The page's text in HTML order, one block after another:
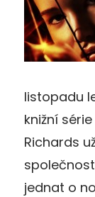
listopadu
knižní
Richards
jednat o